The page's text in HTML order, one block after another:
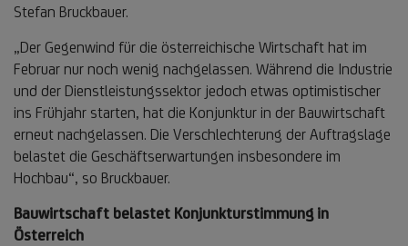
Stefan Bruckbauer.
„Der Gegenwind für die österreichische Wirtschaft hat im
Februar nur noch wenig nachgelassen. Während die Industrie
und der Dienstleistungssektor jedoch etwas optimistischer
ins Frühjahr starten, hat die Konjunktur in der Bauwirtschaft
erneut nachgelassen. Die Verschlechterung der Auftragslage
belastet die Geschäftserwartungen insbesondere im
Hochbau“, so Bruckbauer.
Bauwirtschaft belastet Konjunkturstimmung in
Österreich